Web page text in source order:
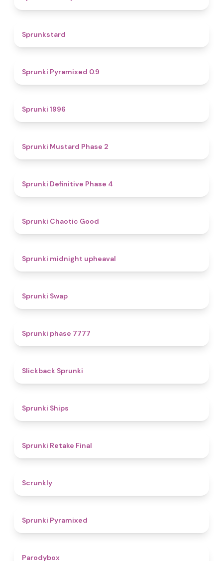
Sprunkstard
Sprunki Pyramixed 0.9
Sprunki 1996
Sprunki Mustard Phase 2
Sprunki Definitive Phase 4
Sprunki Chaotic Good
Sprunki midnight upheaval
Sprunki Swap
Sprunki phase 7777
Slickback Sprunki
Sprunki Ships
Sprunki Retake Final
Scrunkly
Sprunki Pyramixed
Parodybox